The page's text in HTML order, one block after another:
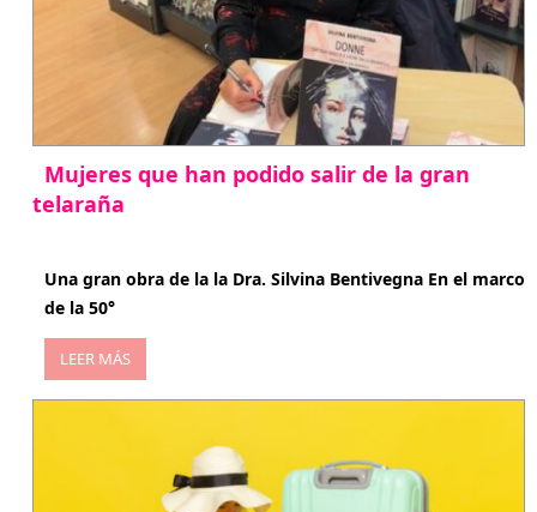
Mujeres que han podido salir de la gran
telaraña
Una gran obra de la la Dra. Silvina Bentivegna En el marco
de la 50°
LEER MÁS